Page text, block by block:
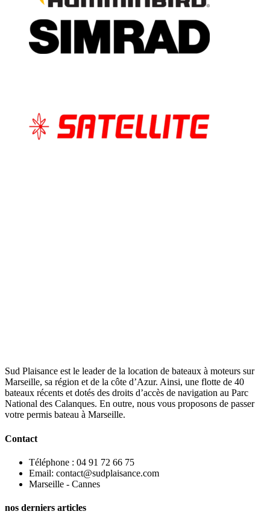
Sud Plaisance est le leader de la location de bateaux à moteurs sur
Marseille, sa région et de la côte d’Azur. Ainsi, une flotte de 40
bateaux récents et dotés des droits d’accès de navigation au Parc
National des Calanques. En outre, nous vous proposons de passer
votre permis bateau à Marseille.
Contact
Téléphone : 04 91 72 66 75
Email: contact@sudplaisance.com
Marseille - Cannes
nos derniers articles